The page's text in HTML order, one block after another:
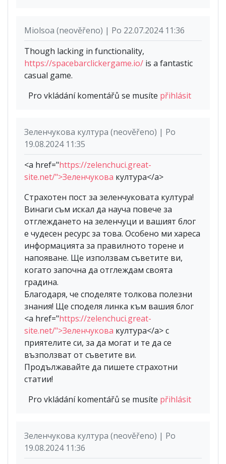
Miolsoa (neověřeno) | Po 22.07.2024 11:36
Though lacking in functionality,
https://spacebarclickergame.io/ is a fantastic
casual game.
Pro vkládání komentářů se musíte přihlásit
Зеленчукова култура (neověřeno) | Po
19.08.2024 11:35
<a href="https://zelenchuci.great-
site.net/">Зеленчукова култура</a>
Страхотен пост за зеленчуковата култура!
Винаги съм искал да науча повече за
отглеждането на зеленчуци и вашият блог
е чудесен ресурс за това. Особено ми хареса
информацията за правилното торене и
напояване. Ще използвам съветите ви,
когато започна да отглеждам своята
градина.
Благодаря, че споделяте толкова полезни
знания! Ще споделя линка към вашия блог
<a href="https://zelenchuci.great-
site.net/">Зеленчукова култура</a> с
приятелите си, за да могат и те да се
възползват от съветите ви.
Продължавайте да пишете страхотни
статии!
Pro vkládání komentářů se musíte přihlásit
Зеленчукова култура (neověřeno) | Po
19.08.2024 11:36